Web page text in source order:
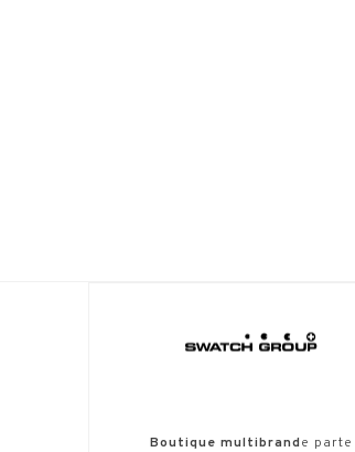
Boutique multibrand e parte